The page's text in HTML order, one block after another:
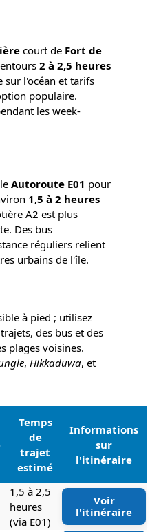
court de Fort de
2 à 2,5 heures
sur l'océan et tarifs
populaire.
les week-
Autoroute E01 pour
1,5 à 2 heures
A2 est plus
Des bus
réguliers relient
urbains de l'île.
à pied ; utilisez
des bus et des
plages voisines.
, Hikkaduwa, et
Temps
de
trajet
estimé
Informations
sur
l'itinéraire
1,5 à 2,5
heures
(via E01)
Voir
l'itinéraire